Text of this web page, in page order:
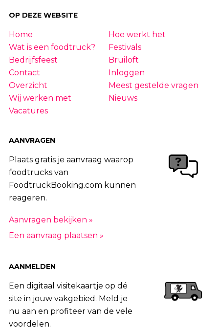
OP DEZE WEBSITE
Home
Hoe werkt het
Wat is een foodtruck?
Festivals
Bedrijfsfeest
Bruiloft
Contact
Inloggen
Overzicht
Meest gestelde vragen
Wij werken met
Nieuws
Vacatures
AANVRAGEN
Plaats gratis je aanvraag waarop
foodtrucks van
FoodtruckBooking.com kunnen
reageren.
Aanvragen bekijken »
Een aanvraag plaatsen »
AANMELDEN
Een digitaal visitekaartje op dé
site in jouw vakgebied. Meld je
nu aan en profiteer van de vele
voordelen.